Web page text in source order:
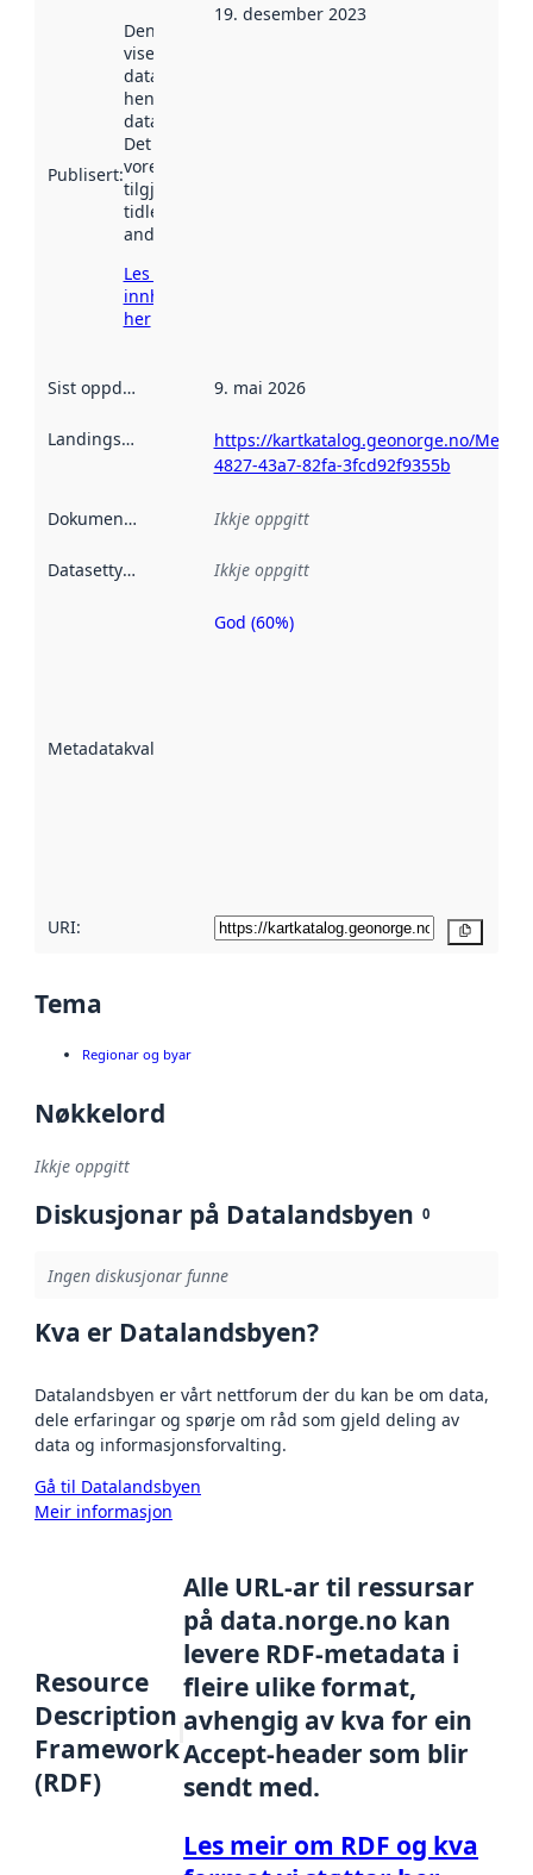
Publisert:
Denne datoen
viser når
datasettet vart
henta inn av
data.norge.no.
Det kan ha
vore
tilgjengeleg
tidlegare
andre stader.
Les meir om
innhenting
her
19. desember 2023
Sist oppdatert 9. mai 2026
Landingsside
https://kartkatalog.geonorge.no/
4827-43a7-82fa-3fcd92f9355b
Dokumentasjon Ikkje oppgitt
Datasettype Ikkje oppgitt
Metadatakvalitet
Metadatakvalitet
God (60%)
URI:
Tema
Regionar og byar
Nøkkelord
Ikkje oppgitt
Diskusjonar på Datalandsbyen 0
Ingen diskusjonar funne
Kva er Datalandsbyen?
Datalandsbyen er vårt nettforum der du kan be om data,
dele erfaringar og spørje om råd som gjeld deling av
data og informasjonsforvalting.
Gå til Datalandsbyen
Meir informasjon
Resource
Description
Framework
(RDF)
Alle URL-ar til ressursar
på data.norge.no kan
levere RDF-metadata i
fleire ulike format,
avhengig av kva for ein
Accept-header som blir
sendt med.
Les meir om RDF og kva